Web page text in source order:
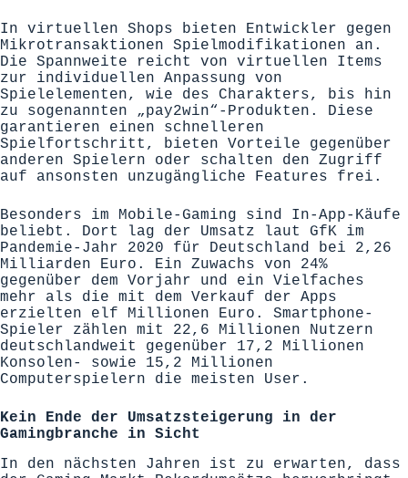
In virtuellen Shops bieten Entwickler gegen
Mikrotransaktionen Spielmodifikationen an.
Die Spannweite reicht von virtuellen Items
zur individuellen Anpassung von
Spielelementen, wie des Charakters, bis hin
zu sogenannten „pay2win“-Produkten. Diese
garantieren einen schnelleren
Spielfortschritt, bieten Vorteile gegenüber
anderen Spielern oder schalten den Zugriff
auf ansonsten unzugängliche Features frei.
Besonders im Mobile-Gaming sind In-App-Käufe
beliebt. Dort lag der Umsatz laut GfK im
Pandemie-Jahr 2020 für Deutschland bei 2,26
Milliarden Euro. Ein Zuwachs von 24%
gegenüber dem Vorjahr und ein Vielfaches
mehr als die mit dem Verkauf der Apps
erzielten elf Millionen Euro. Smartphone-
Spieler zählen mit 22,6 Millionen Nutzern
deutschlandweit gegenüber 17,2 Millionen
Konsolen- sowie 15,2 Millionen
Computerspielern die meisten User.
Kein Ende der Umsatzsteigerung in der
Gamingbranche in Sicht
In den nächsten Jahren ist zu erwarten, dass